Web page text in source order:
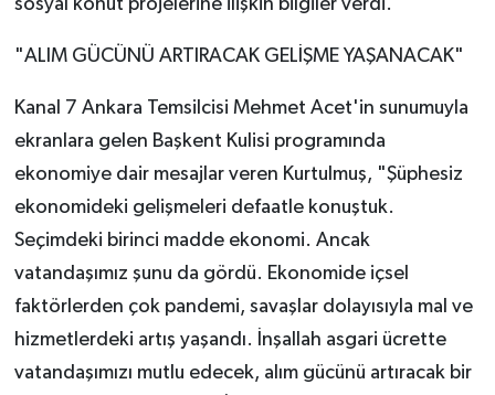
sosyal konut projelerine ilişkin bilgiler verdi.
"ALIM GÜCÜNÜ ARTIRACAK GELİŞME YAŞANACAK"
Kanal 7 Ankara Temsilcisi Mehmet Acet'in sunumuyla
ekranlara gelen Başkent Kulisi programında
ekonomiye dair mesajlar veren Kurtulmuş, "Şüphesiz
ekonomideki gelişmeleri defaatle konuştuk.
Seçimdeki birinci madde ekonomi. Ancak
vatandaşımız şunu da gördü. Ekonomide içsel
faktörlerden çok pandemi, savaşlar dolayısıyla mal ve
hizmetlerdeki artış yaşandı. İnşallah asgari ücrette
vatandaşımızı mutlu edecek, alım gücünü artıracak bir